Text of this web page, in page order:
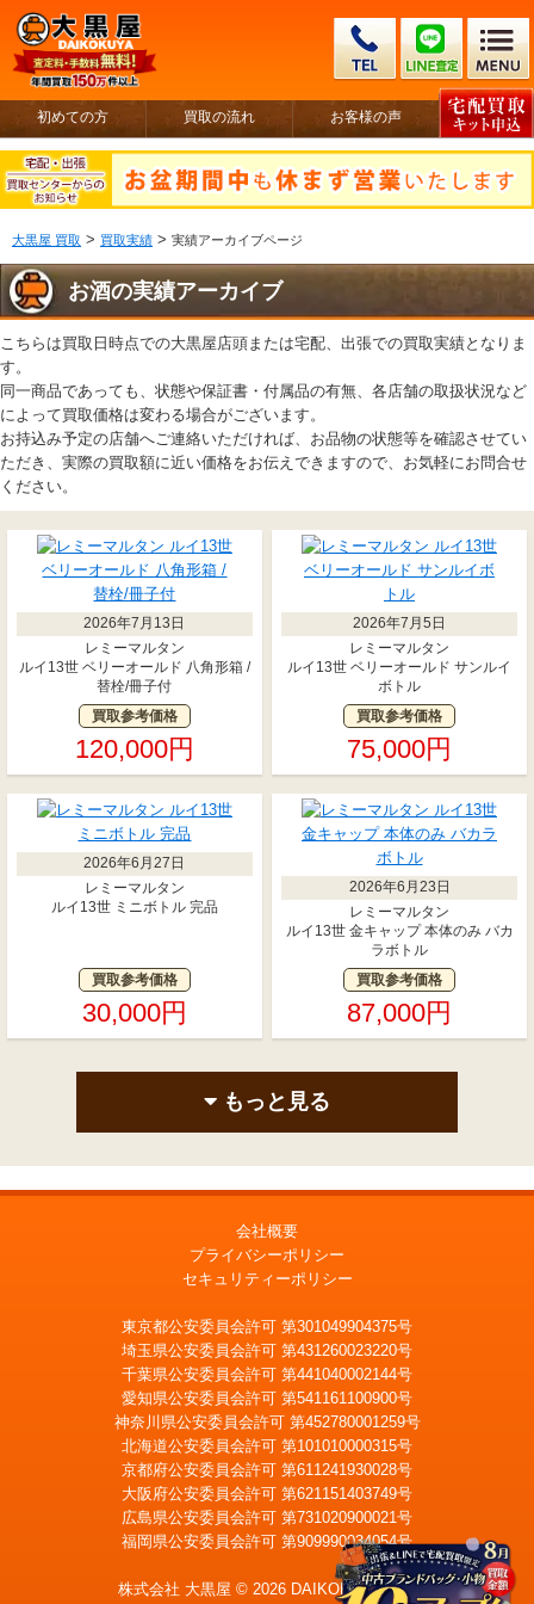
初めての方 買取の流れ お客様の声
大黒屋 買取 > 買取実績 > 実績アーカイブページ
お酒の実績アーカイブ
こちらは買取日時点での大黒屋店頭または宅配、出張での買取実績となりま
す。
同一商品であっても、状態や保証書・付属品の有無、各店舗の取扱状況など
によって買取価格は変わる場合がございます。
お持込み予定の店舗へご連絡いただければ、お品物の状態等を確認させてい
ただき、実際の買取額に近い価格をお伝えできますので、お気軽にお問合せ
ください。
2026年7月13日
レミーマルタン
ルイ13世 ベリーオールド 八角形箱 /
替栓/冊子付
買取参考価格
120,000円
2026年7月5日
レミーマルタン
ルイ13世 ベリーオールド サンルイ
ボトル
買取参考価格
75,000円
2026年6月27日
レミーマルタン
ルイ13世 ミニボトル 完品
買取参考価格
30,000円
2026年6月23日
レミーマルタン
ルイ13世 金キャップ 本体のみ バカ
ラボトル
買取参考価格
87,000円
もっと見る
LINE査定 メール査定
会社概要
プライバシーポリシー
セキュリティーポリシー
東京都公安委員会許可 第301049904375号
埼玉県公安委員会許可 第431260023220号
千葉県公安委員会許可 第441040002144号
愛知県公安委員会許可 第541161100900号
神奈川県公安委員会許可 第452780001259号
北海道公安委員会許可 第101010000315号
京都府公安委員会許可 第611241930028号
大阪府公安委員会許可 第621151403749号
広島県公安委員会許可 第731020900021号
福岡県公安委員会許可 第909990034054号
株式会社 大黒屋 © 2026 DAIKOKUYA, Inc.